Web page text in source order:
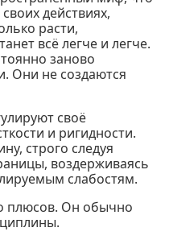
действиях,
расти,
всё легче и легче.
заново
Они не создаются
своё
и ригидности.
строго следуя
воздерживаясь
слабостям.
плюсов. Он обычно